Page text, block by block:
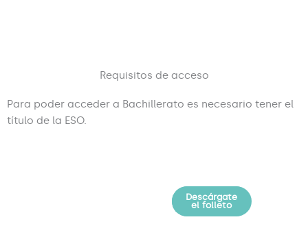
Requisitos de acceso
Para poder acceder a Bachillerato es necesario tener el
título de la ESO.
Solicita
información
Descárgate
el folleto